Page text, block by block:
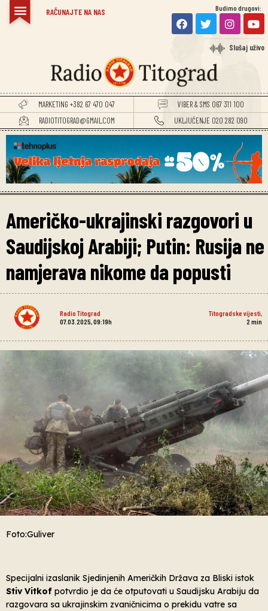
RAČUNAJTE NA NAS Budimo drugovi:
Slušaj uživo
MARKETING +382 67 470 047
VIBER & SMS 067 311 100
RADIOTITOGRAD@GMAIL.COM
UKLJUČENJE 020 282 090
Američko-ukrajinski razgovori u
Saudijskoj Arabiji; Putin: Rusija ne
namjerava nikome da popusti
Radio Titograd Titogradske vijesti
07.03.2025, 09:19h
2 min
Foto:Guliver
Specijalni izaslanik Sjedinjenih Američkih Država za Bliski istok
Stiv Vitkof potvrdio je da će otputovati u Saudijsku Arabiju da
razgovara sa ukrajinskim zvaničnicima o prekidu vatre sa